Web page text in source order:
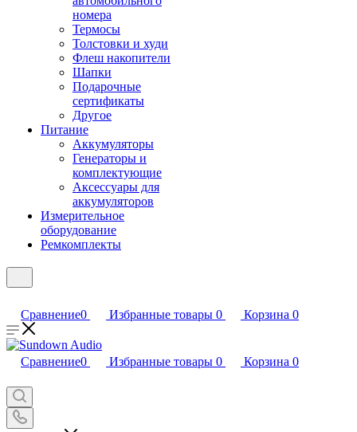
номера
Термосы
Толстовки и худи
Флеш накопители
Шапки
Подарочные
сертификаты
Другое
Питание
Аккумуляторы
Генераторы и
комплектующие
Аксессуары для
аккумуляторов
Измерительное
оборудование
Ремкомплекты
Сравнение0 Избранные товары 0 Корзина 0
Сравнение0 Избранные товары 0 Корзина 0